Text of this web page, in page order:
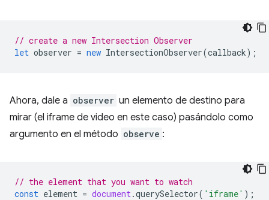
// create a new Intersection Observer
let observer = new IntersectionObserver(callback);
Ahora, dale a observer un elemento de destino para
mirar (el iframe de video en este caso) pasándolo como
argumento en el método observe :
// the element that you want to watch
const element = document.querySelector( 'iframe' );